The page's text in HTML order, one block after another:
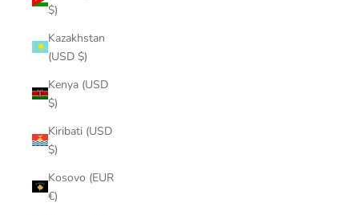
$)
Kazakhstan
(USD $)
Kenya (USD
$)
Kiribati (USD
$)
Kosovo (EUR
€)